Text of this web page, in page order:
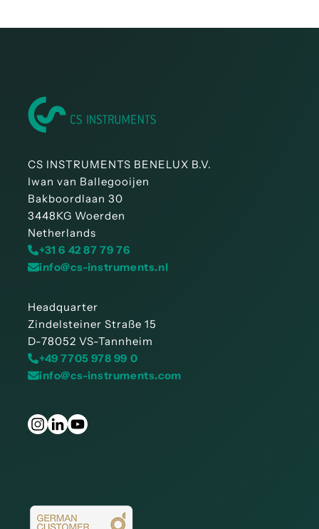
CS INSTRUMENTS BENELUX B.V.
Iwan van Ballegooijen
Bakboordlaan 30
3448KG Woerden
Netherlands
+31 6 42 87 79 76
info@cs-instruments.nl
Headquarter
Zindelsteiner Straße 15
D-78052 VS-Tannheim
+49 7705 978 99 0
info@cs-instruments.com